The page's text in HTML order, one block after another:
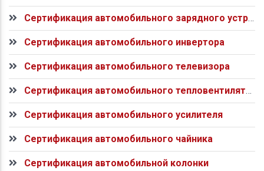
Сертификация автомобильного зарядного устройства
Сертификация автомобильного инвертора
Сертификация автомобильного телевизора
Сертификация автомобильного тепловентилятора
Сертификация автомобильного усилителя
Сертификация автомобильного чайника
Сертификация автомобильной колонки